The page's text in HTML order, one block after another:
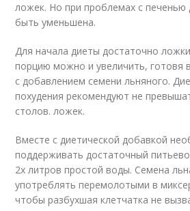
ложек. Но при проблемах с печенью
быть уменьшена.
Для начала диеты достаточно
порцию можно и увеличить, готовя
с добавлением семени льняного.
похудения рекомендуют не
столов. ложек.
Вместе с диетической добавкой
поддерживать достаточный
2х литров простой воды. Семена
употреблять перемолотыми в
чтобы разбухшая клетчатка не